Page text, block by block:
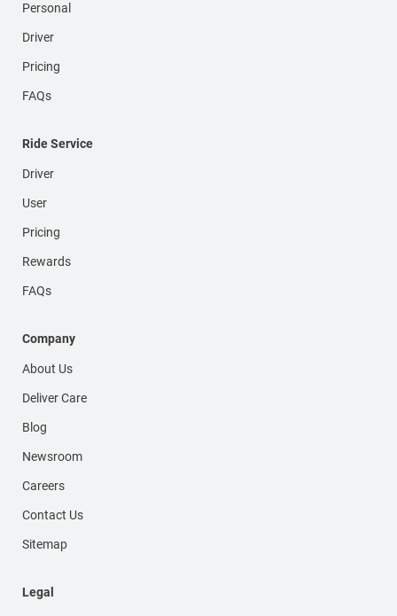
Personal
Driver
Pricing
FAQs
Ride Service
Driver
User
Pricing
Rewards
FAQs
Company
About Us
Deliver Care
Blog
Newsroom
Careers
Contact Us
Sitemap
Legal